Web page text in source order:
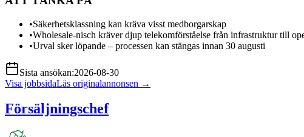
•Säkerhetsklassning kan kräva visst medborgarskap
•Wholesale-nisch kräver djup telekomförståelse från infrastruktur till
•Urval sker löpande – processen kan stängas innan 30 augusti
Sista ansökan:2026-08-30
Visa jobbsidaLäs originalannonsen →
Försäljningschef